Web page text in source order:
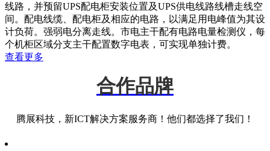
线路，并预留UPS配电柜安装位置及UPS供电线路线槽走线空
间。配电线缆、配电柜及相应的电路，以满足用电峰值为其设
计负荷。强弱电分离走线。市电主干配有电路电量检测仪，每
个机柜区域分支主干配置数字电表，可实现单独计费。
查看更多
合作品牌
腾展科技，新ICT解决方案服务商！他们都选择了我们！